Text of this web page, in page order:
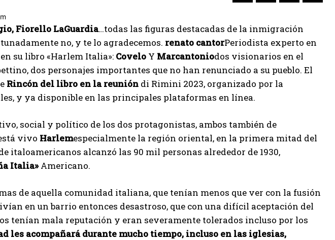
Fiorello LaGuardia…todas las figuras destacadas de la inmigración
no, y te lo agradecemos. renato cantorPeriodista experto en
su libro «Harlem Italia»: Covelo Y Marcantoniodos visionarios en el
dos personajes importantes que no han renunciado a su pueblo. El
Rincón del libro en la reunión di Rimini 2023, organizado por la
y ya disponible en las principales plataformas en línea.
social y político de los dos protagonistas, ambos también de
vivo Harlemespecialmente la región oriental, en la primera mitad del
italoamericanos alcanzó las 90 mil personas alrededor de 1930,
Italia»Americano.
de aquella comunidad italiana, que tenían menos que ver con la fusión
en un barrio entonces desastroso, que con una difícil aceptación del
tenían mala reputación y eran severamente tolerados incluso por los
les acompañará durante mucho tiempo, incluso en las iglesias,